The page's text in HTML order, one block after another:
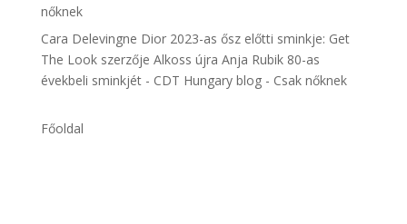
nőknek
Cara Delevingne Dior 2023-as ősz előtti sminkje: Get
The Lookszerzője Alkoss újra Anja Rubik 80-as
évekbeli sminkjét - CDT Hungary blog - Csak nőknek
Főoldal